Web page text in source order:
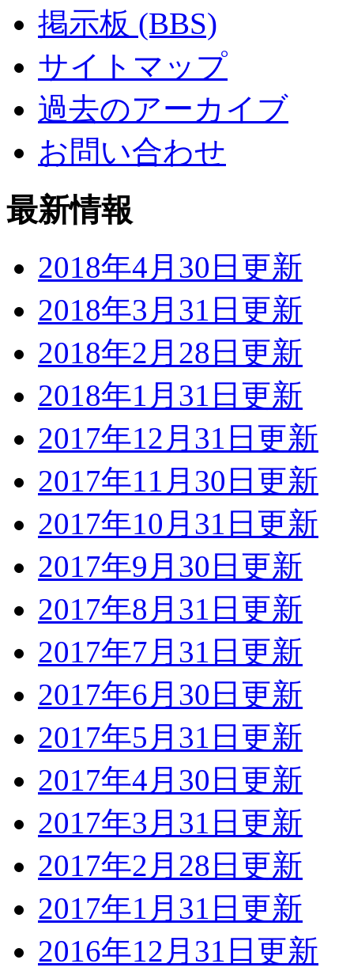
掲示板 (BBS)
サイトマップ
過去のアーカイブ
お問い合わせ
最新情報
2018年4月30日更新
2018年3月31日更新
2018年2月28日更新
2018年1月31日更新
2017年12月31日更新
2017年11月30日更新
2017年10月31日更新
2017年9月30日更新
2017年8月31日更新
2017年7月31日更新
2017年6月30日更新
2017年5月31日更新
2017年4月30日更新
2017年3月31日更新
2017年2月28日更新
2017年1月31日更新
2016年12月31日更新